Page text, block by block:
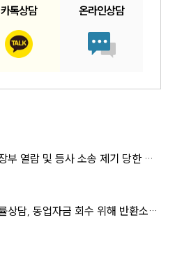
카톡상담 온라인상담
[서울변호사상담 성공사례] 장부 열람 및 등사 소송 제기 당한 채무자 조력, 기각 받아내
[성남법률상담 사례] 성남법률상담, 동업자금 회수 위해 반환소송 제기 ‘전액인용’